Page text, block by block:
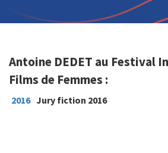
Antoine DEDET au Festival
Films de Femmes :
2016 Jury fiction 2016